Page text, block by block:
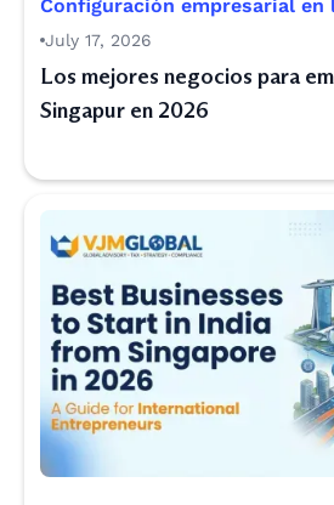
Configuración empresarial en
July 17, 2026
Los mejores negocios para
Singapur en 2026